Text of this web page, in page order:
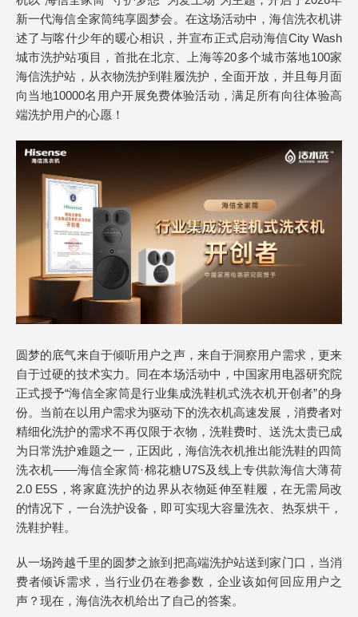
新一代海信全家筒纯享圆梦会。在这场活动中，海信洗衣机讲
述了与喀什少年的暖心相识，并宣布正式启动海信City Wash
城市洗护站项目，首批在北京、上海等20多个城市落地100家
海信洗护站，从衣物洗护到鞋履洗护，全面开放，并且每月面
向当地10000名用户开展免费体验活动，满足所有向往体验高
端洗护用户的心愿！
圆梦的底气来自于倾听用户之声，来自于洞察用户需求，更来
自于过硬的技术实力。同在本场活动中，中国家用电器研究院
正式授予“海信全家筒是行业集成洗鞋机式洗衣机开创者”的身
份。当前在以用户需求为驱动下的洗衣机高速发展，消费者对
精细化洗护的需求不再仅限于衣物，洗鞋费时、送洗太贵已成
为日常洗护难题之一，正因此，海信洗衣机推出能洗鞋的四筒
洗衣机——海信全家筒·棉花糖U7S及线上专供款海信大薄荷
2.0 E5S，将家庭洗护的边界从衣物延伸至鞋履，在无需局改
的情况下，一台洗护设备，即可实现大容量洗衣、热泵烘干，
洗鞋护鞋。
从一场跨越千里的圆梦之旅到把高端洗护站送到家门口，当消
费者倾诉需求，当行业仍在卷参数，企业该如何回应用户之
声？现在，海信洗衣机给出了自己的答案。